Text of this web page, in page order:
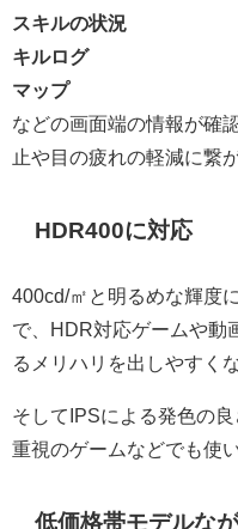
スキルの状況
キルログ
マップ
などの画面端の情報が確
止や目の疲れの軽減に繋
HDR400に対応
400cd/㎡と明るめな輝度
で、HDR対応ゲームや動
るメリハリを出しやすく
そしてIPSによる発色の
重視のゲームなどでも使
低価格帯モデルな